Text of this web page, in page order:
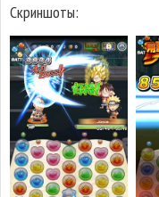
Скриншоты: